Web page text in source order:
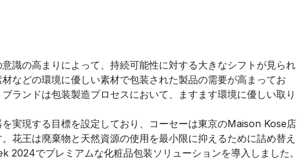
識の高まりによって、持続可能性に対する大きなシフトが見られ
などの環境に優しい素材で包装された製品の需要が高まってお
ランドは包装製造プロセスにおいて、ますます環境に優しい取り
実現する目標を設定しており、コーセーは東京のMaison Kose店
花王は廃棄物と天然資源の使用を最小限に抑えるために詰め替え
2024でプレミアムな化粧品包装ソリューションを導入しました。